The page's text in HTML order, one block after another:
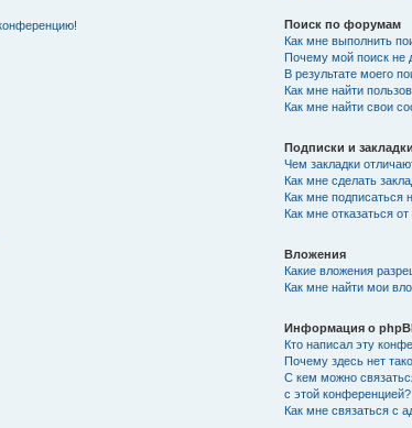
Поиск по форумам
Как мне выполнить
Почему мой поиск не
В результате моего
Как мне найти
Как мне найти свои
Подписки и закладки
Чем закладки
Как мне сделать
Как мне подписаться
Как мне отказаться
Вложения
Какие вложения
Как мне найти мои
Информация о
Кто написал эту
Почему здесь нет
С кем можно
с этой конференцией?
Как мне связаться с